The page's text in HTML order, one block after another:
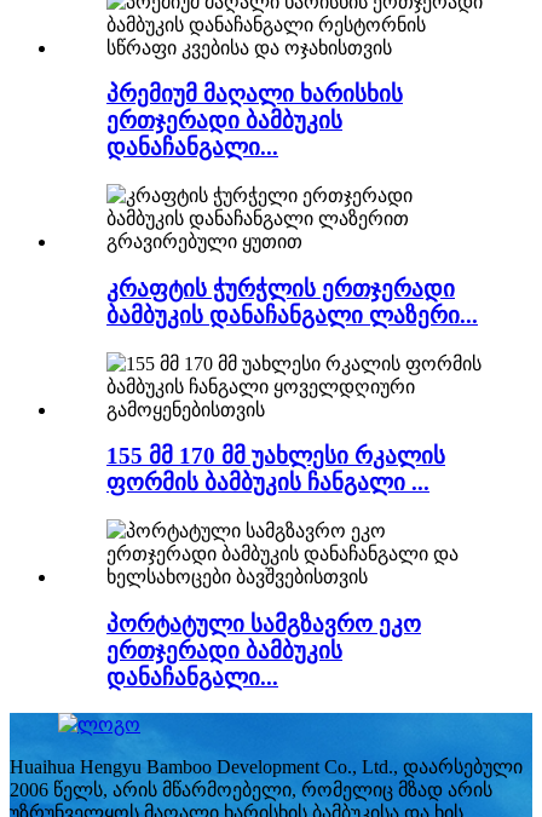
პრემიუმ მაღალი ხარისხის
ერთჯერადი ბამბუკის
დანაჩანგალი...
კრაფტის ჭურჭლის ერთჯერადი
ბამბუკის დანაჩანგალი ლაზერი...
155 მმ 170 მმ უახლესი რკალის
ფორმის ბამბუკის ჩანგალი ...
პორტატული სამგზავრო ეკო
ერთჯერადი ბამბუკის
დანაჩანგალი...
Huaihua Hengyu Bamboo Development Co., Ltd., დაარსებული
2006 წელს, არის მწარმოებელი, რომელიც მზად არის